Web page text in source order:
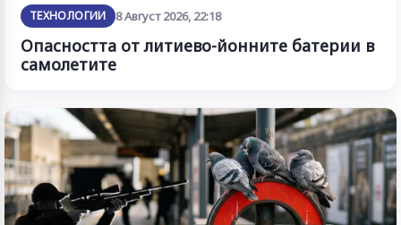
ТЕХНОЛОГИИ 8 Август 2026, 22:18
Опасността от литиево-йонните батерии в
самолетите